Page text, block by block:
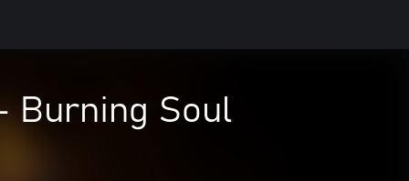
Burning Soul